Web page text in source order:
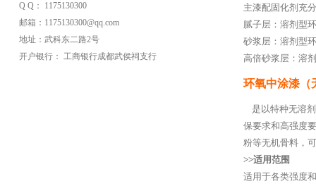
Q Q： 1175130300
邮箱：1175130300@qq.com
地址：武科东二路2号
开户银行： 工商银行成都武侯祠支行
主漆配固化剂充
腻子层：溶剂型
砂浆层：溶剂型
高倍砂浆层：溶
环氧中涂漆（
是以特种无溶
保要求和高强度
粉等无机骨料，
>>适用范围
适用于各类强度